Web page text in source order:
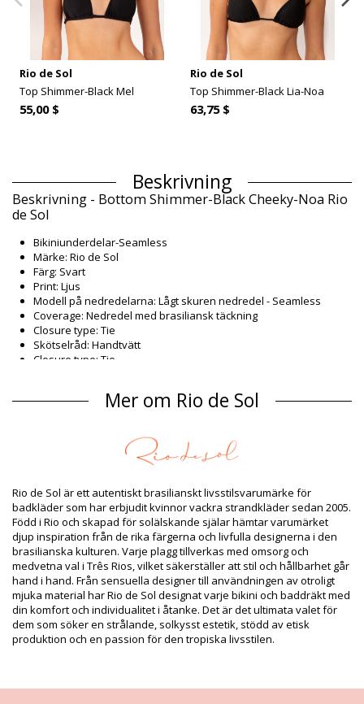
Rio de Sol
Top Shimmer-Black Mel
55,00 $
Rio de Sol
Top Shimmer-Black Lia-Noa
63,75 $
Beskrivning
Beskrivning - Bottom Shimmer-Black Cheeky-Noa Rio
de Sol
Bikiniunderdelar-Seamless
Märke: Rio de Sol
Färg: Svart
Print: Ljus
Modell på nedredelarna: Lågt skuren nedredel - Seamless
Coverage: Nedredel med brasiliansk täckning
Closure type: Tie
Skötselråd: Handtvätt
Closure type: Tie
Bikiniunderdelar Svart Rio de Sol SPRING
Sammansättning: 84% Nylon, 16% Spandex (LYCRA) - OEKO-TEX
- Chlorine Resistant
Foder: 84% Polyamide, 16% Elastane - Oeko-Tex
UV Protection: UPF 50+
Produktinformation
Avdelning: Dam, Bikiniunderdelar
Paketet innehåller: 1 x Bikiniunderdelar (Övriga accessoarer
ingår inte)
HS CODE: 6112.41.0010
SKU: 1981127167
EAN: XS (7899810464453), S (7899810464323), M (7899810464316),
L (7899810464309), XL (7899810464293)
Vikt: 45g / 0.1lb / 1.59oz
Trycket är inte exakt och kan variera beroende på skärningen
Tvätt & skötselanvisningar
Mer om Rio de Sol
Rio de Sol är ett autentiskt brasilianskt livsstilsvarumärke för
badkläder som har erbjudit kvinnor vackra strandkläder sedan 2005.
Född i Rio och skapad för solälskande själar hämtar varumärket
djup inspiration från de rika färgerna och livfulla designerna i den
brasilianska kulturen. Varje plagg tillverkas med omsorg och
medvetna val i Três Rios, vilket säkerställer att stil och hållbarhet går
hand i hand. Från sensuella designer till användningen av otroligt
mjuka material har Rio de Sol designat varje bikini och baddräkt med
din komfort och individualitet i åtanke. Det är det ultimata valet för
dem som söker en strålande, solkysst estetik, stödd av etisk
produktion och en passion för den tropiska livsstilen.